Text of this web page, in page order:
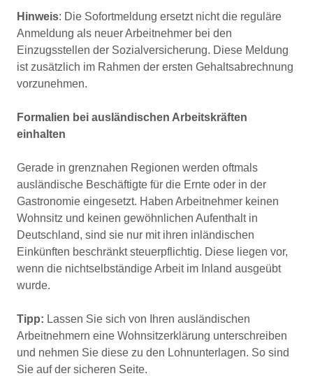
Hinweis: Die Sofortmeldung ersetzt nicht die reguläre
Anmeldung als neuer Arbeitnehmer bei den
Einzugsstellen der Sozialversicherung. Diese Meldung
ist zusätzlich im Rahmen der ersten Gehaltsabrechnung
vorzunehmen.
Formalien bei ausländischen Arbeitskräften
einhalten
Gerade in grenznahen Regionen werden oftmals
ausländische Beschäftigte für die Ernte oder in der
Gastronomie eingesetzt. Haben Arbeitnehmer keinen
Wohnsitz und keinen gewöhnlichen Aufenthalt in
Deutschland, sind sie nur mit ihren inländischen
Einkünften beschränkt steuerpflichtig. Diese liegen vor,
wenn die nichtselbständige Arbeit im Inland ausgeübt
wurde.
Tipp: Lassen Sie sich von Ihren ausländischen
Arbeitnehmern eine Wohnsitzerklärung unterschreiben
und nehmen Sie diese zu den Lohnunterlagen. So sind
Sie auf der sicheren Seite.